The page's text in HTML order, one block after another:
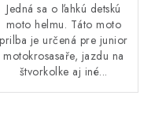
Jedná sa o ľahkú detskú
moto helmu. Táto moto
prilba je určená pre junior
motokrosasaře, jazdu na
štvorkolke aj iné...